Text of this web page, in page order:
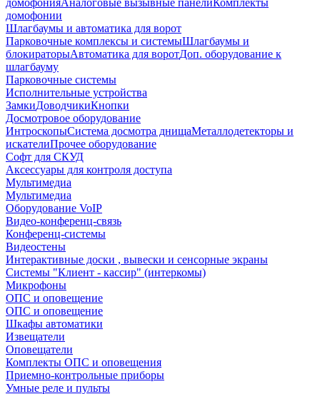
домофонияАналоговые вызывные панелиКомплекты
домофонии
Шлагбаумы и автоматика для ворот
Парковочные комплексы и системыШлагбаумы и
блокираторыАвтоматика для воротДоп. оборудование к
шлагбауму
Парковочные системы
Исполнительные устройства
ЗамкиДоводчикиКнопки
Досмотровое оборудование
ИнтроскопыСистема досмотра днищаМеталлодетекторы и
искателиПрочее оборудование
Софт для СКУД
Аксессуары для контроля доступа
Мультимедиа
Мультимедиа
Оборудование VoIP
Видео-конференц-связь
Конференц-системы
Видеостены
Интерактивные доски , вывески и сенсорные экраны
Системы "Клиент - кассир" (интеркомы)
Микрофоны
ОПС и оповещение
ОПС и оповещение
Шкафы автоматики
Извещатели
Оповещатели
Комплекты ОПС и оповещения
Приемно-контрольные приборы
Умные реле и пульты